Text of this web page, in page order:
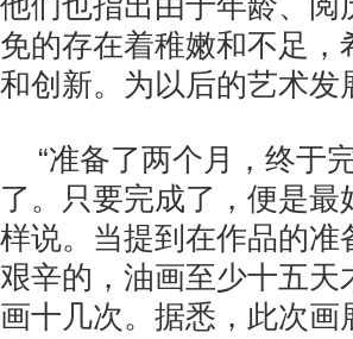
免的存在着稚嫩和不足
和创新。为以后的艺术发
“准备了两个月，终于
了。只要完成了，便是最
样说。当提到在作品的
艰辛的，油画至少十五
画十几次。据悉，此次画